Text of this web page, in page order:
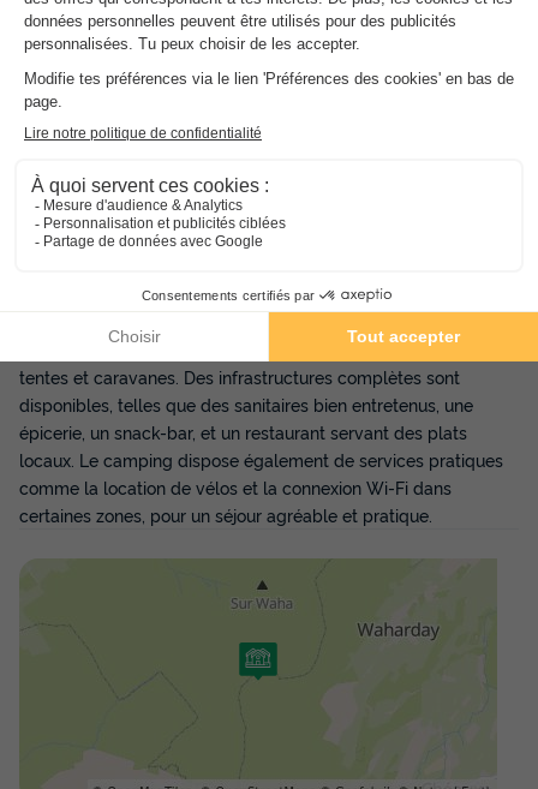
participer à des activités sportives comme le tennis, la
pétanque ou le mini-golf. Le camping organise aussi des
soirées à thème, des concerts et des événements en été pour
toute la famille. Sa proximité avec la plage permet de
pratiquer des activités nautiques comme le kayak, la voile, ou
baignade rafraîchissante.
services de qualité pour assurer le confort de ses visiteurs.
homes modernes et bien équipés aux emplacements pour
tentes et caravanes. Des infrastructures complètes sont
disponibles, telles que des sanitaires bien entretenus, une
épicerie, un snack-bar, et un restaurant servant des plats
locaux. Le camping dispose également de services pratiques
comme la location de vélos et la connexion Wi-Fi dans
certaines zones, pour un séjour agréable et pratique.